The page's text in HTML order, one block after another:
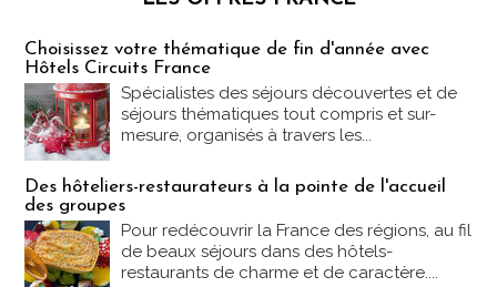
Choisissez votre thématique de fin d'année avec
Hôtels Circuits France
Spécialistes des séjours découvertes et de
séjours thématiques tout compris et sur-
mesure, organisés à travers les...
Des hôteliers-restaurateurs à la pointe de l'accueil
des groupes
Pour redécouvrir la France des régions, au fil
de beaux séjours dans des hôtels-
restaurants de charme et de caractère....